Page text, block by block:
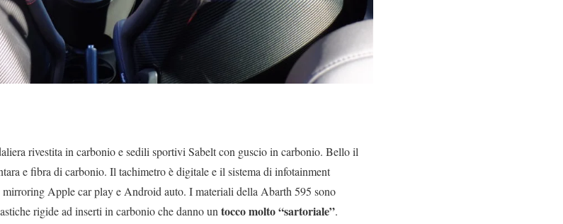
rivestita in carbonio e sedili sportivi Sabelt con guscio in carbonio. Bello il
e fibra di carbonio. Il tachimetro è digitale e il sistema di infotainment
Apple car play e Android auto. I materiali della Abarth 595 sono
rigide ad inserti in carbonio che danno un tocco molto “sartoriale”.